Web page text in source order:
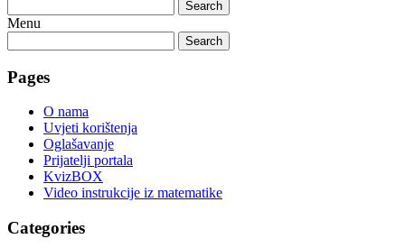
Search
Menu
Search
Pages
O nama
Uvjeti korištenja
Oglašavanje
Prijatelji portala
KvizBOX
Video instrukcije iz matematike
Categories